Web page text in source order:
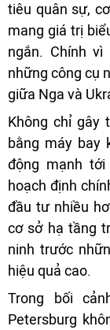
tiêu quân sự,
mang giá trị
ngắn. Chính
những công cụ
giữa Nga và
Không chỉ gây
bằng máy bay
động mạnh
hoạch định
đầu tư nhiều
cơ sở hạ tầng
ninh trước
hiệu quả cao.
Trong bối
Petersburg